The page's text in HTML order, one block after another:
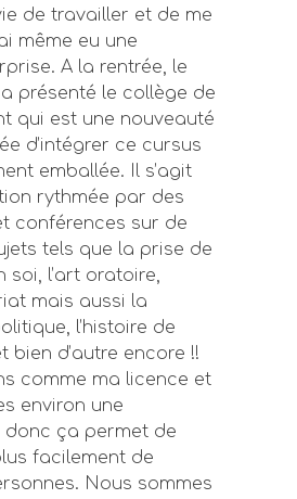
de travailler et de me
même eu une
A la rentrée, le
présenté le collège de
qui est une nouveauté
d’intégrer ce cursus
emballée. Il s’agit
rythmée par des
conférences sur de
tels que la prise de
soi, l’art oratoire,
mais aussi la
l’histoire de
bien d’autre encore !!
comme ma licence et
environ une
donc ça permet de
facilement de
Nous sommes